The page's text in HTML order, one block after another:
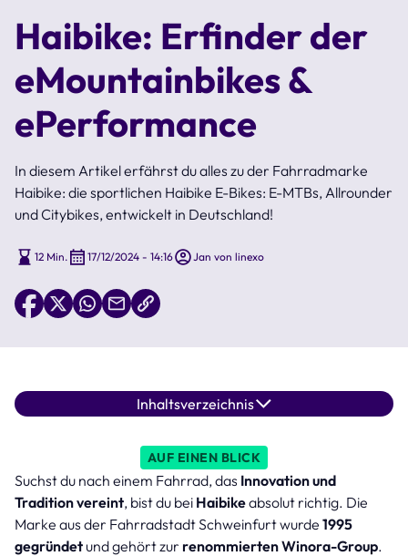
Haibike: Erfinder der
eMountainbikes &
ePerformance
In diesem Artikel erfährst du alles zu der Fahrradmarke
Haibike: die sportlichen Haibike E-Bikes: E-MTBs, Allrounder
und Citybikes, entwickelt in Deutschland!
12 Min. 17/12/2024 - 14:16 Jan von linexo
Inhaltsverzeichnis
AUF EINEN BLICK
Suchst du nach einem Fahrrad, das Innovation und
Tradition vereint, bist du bei Haibikeabsolut richtig. Die
Marke aus der Fahrradstadt Schweinfurt wurde 1995
gegründet und gehört zur renommierten Winora-Group.